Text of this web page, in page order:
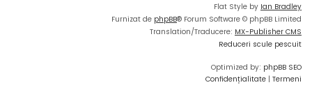
Flat Style by Ian Bradley
Furnizat de phpBB® Forum Software © phpBB Limited
Translation/Traducere: MX-Publisher CMS
Reduceri scule pescuit
Optimized by: phpBB SEO
Confidențialitate | Termeni